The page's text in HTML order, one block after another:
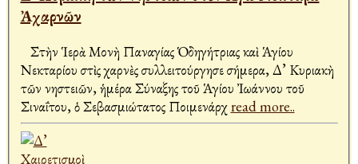
Ἀχαρνῶν
Στὴν Ἱερὰ Μονὴ Παναγίας Ὁδηγήτριας καὶ Ἁγίου
Νεκταρίου στὶς Ἀχαρνὲς συλλειτούργησε σήμερα, Δ’ Κυριακὴ
τῶν νηστειῶν, ἡμέρα Σύναξης τοῦ Ἁγίου Ἰωάννου τοῦ
Σιναΐτου, ὁ Σεβασμιώτατος Ποιμενάρχread more..